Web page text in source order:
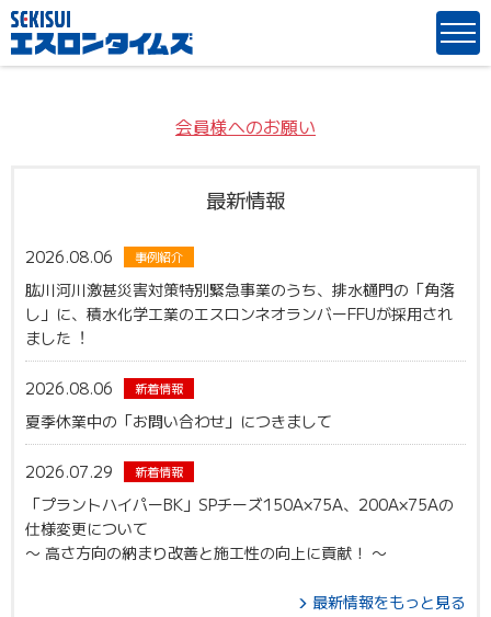
会員様へのお願い
最新情報
2026.08.06 事例紹介
肱川河川激甚災害対策特別緊急事業のうち、排⽔樋⾨の「⾓落
し」に、積⽔化学⼯業のエスロンネオランバーFFUが採⽤され
ました︕
2026.08.06 新着情報
夏季休業中の「お問い合わせ」につきまして
2026.07.29 新着情報
「プラントハイパーBK」SPチーズ150A×75A、200A×75Aの
仕様変更について
〜 高さ方向の納まり改善と施工性の向上に貢献！ 〜
最新情報をもっと見る